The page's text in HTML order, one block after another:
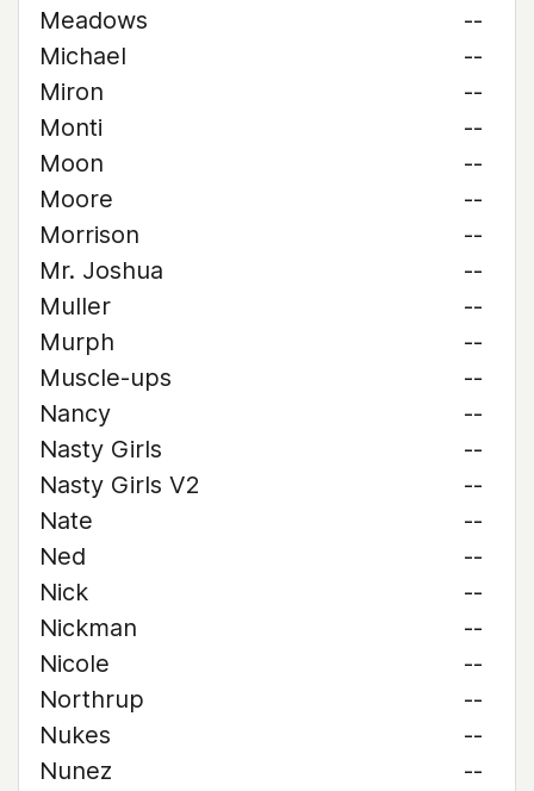
Meadows
--
Michael
--
Miron
--
Monti
--
Moon
--
Moore
--
Morrison
--
Mr. Joshua
--
Muller
--
Murph
--
Muscle-ups
--
Nancy
--
Nasty Girls
--
Nasty Girls V2
--
Nate
--
Ned
--
Nick
--
Nickman
--
Nicole
--
Northrup
--
Nukes
--
Nunez
--